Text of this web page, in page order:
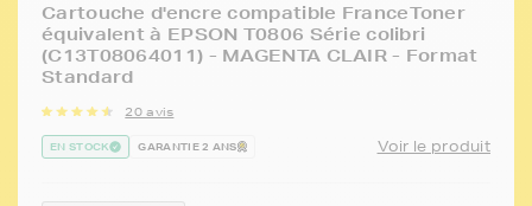
Cartouche d'encre compatible FranceToner
équivalent à EPSON T0806 Série colibri
(C13T08064011) - MAGENTA CLAIR - Format
Standard
20 avis
EN STOCK GARANTIE 2 ANS Voir le produit